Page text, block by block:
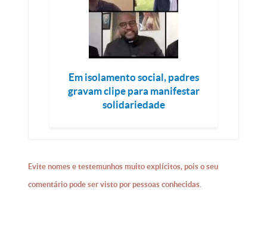
Em isolamento social, padres
gravam clipe para manifestar
solidariedade
Evite nomes e testemunhos muito explícitos, pois o seu
comentário pode ser visto por pessoas conhecidas.